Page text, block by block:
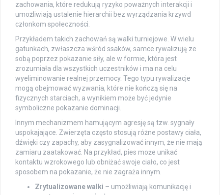
zachowania, które redukują ryzyko poważnych interakcji i
umożliwiają ustalenie hierarchii bez wyrządzania krzywd
członkom społeczności.
Przykładem takich zachowań są walki turniejowe. W wielu
gatunkach, zwłaszcza wśród ssaków, samce rywalizują ze
sobą poprzez pokazanie siły, ale w formie, która jest
zrozumiała dla wszystkich uczestników i ma na celu
wyeliminowanie realnej przemocy. Tego typu rywalizacje
mogą obejmować wyzwania, które nie kończą się na
fizycznych starciach, a wynikiem może być jedynie
symboliczne pokazanie dominacji.
Innym mechanizmem hamującym agresję są tzw. sygnały
uspokajające. Zwierzęta często stosują różne postawy ciała,
dźwięki czy zapachy, aby zasygnalizować innym, że nie mają
zamiaru zaatakować. Na przykład, pies może unikać
kontaktu wzrokowego lub obniżać swoje ciało, co jest
sposobem na pokazanie, że nie zagraża innym.
Zrytualizowane walki – umożliwiają komunikację i